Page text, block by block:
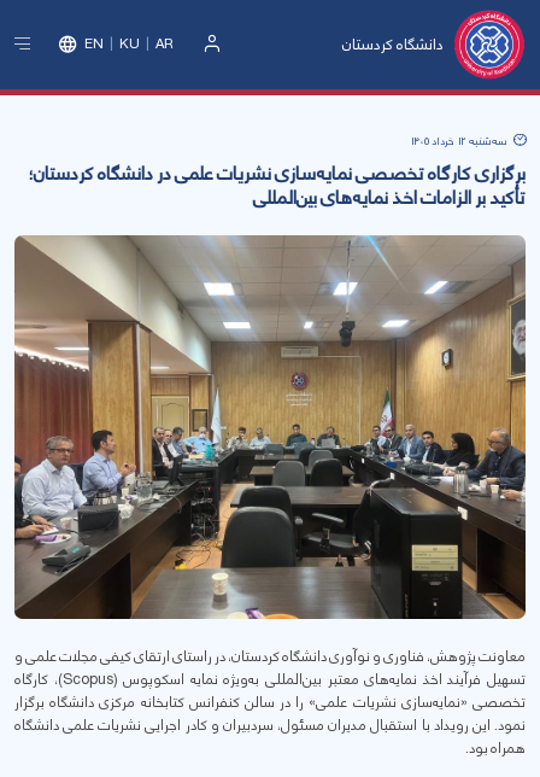
دانشگاه کردستان EN KU AR
سه‌شنبه 12 خرداد 1405
برگزاری کارگاه تخصصی نمایه‌سازی نشریات علمی در دانشگاه کردستان؛
تأکید بر الزامات اخذ نمایه‌های بین‌المللی
معاونت پژوهش، فناوری و نوآوری دانشگاه کردستان، در راستای ارتقای کیفی مجلات علمی و
تسهیل فرآیند اخذ نمایه‌های معتبر بین‌المللی به‌ویژه نمایه اسکوپوس (Scopus)، کارگاه
تخصصی «نمایه‌سازی نشریات علمی» را در سالن کنفرانس کتابخانه مرکزی دانشگاه برگزار
نمود. این رویداد با استقبال مدیران مسئول، سردبیران و کادر اجرایی نشریات علمی دانشگاه
همراه بود.